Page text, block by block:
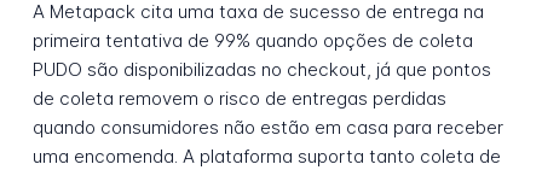
A Metapack cita uma taxa de sucesso de entrega na
primeira tentativa de 99% quando opções de coleta
PUDO são disponibilizadas no checkout, já que pontos
de coleta removem o risco de entregas perdidas
quando consumidores não estão em casa para receber
uma encomenda. A plataforma suporta tanto coleta de